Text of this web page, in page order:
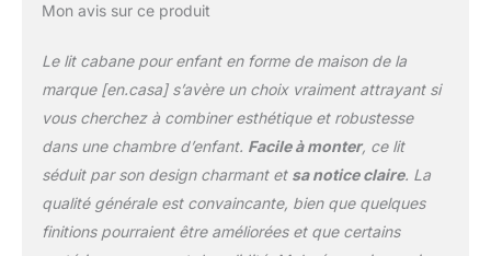
installation rapide, sans
difficulté particulière.
Matériaux durables et
entretien facile : fabriqué
en bois de pin robuste
avec un sommier en
contreplaqué, ce lit
assure stabilité et
Mon avis sur ce produit
Le lit cabane pour enfant en forme de maison de la
marque [en.casa] s’avère un choix vraiment attrayant si
vous cherchez à combiner esthétique et robustesse
dans une chambre d’enfant. Facile à monter, ce lit
séduit par son design charmant et sa notice claire. La
qualité générale est convaincante, bien que quelques
finitions pourraient être améliorées et que certains